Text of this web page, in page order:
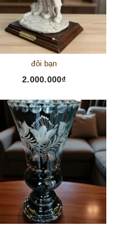
đôi bạn
2.000.000₫